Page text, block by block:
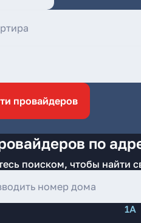
провайдеров
по
поиском, чтобы найти
1А